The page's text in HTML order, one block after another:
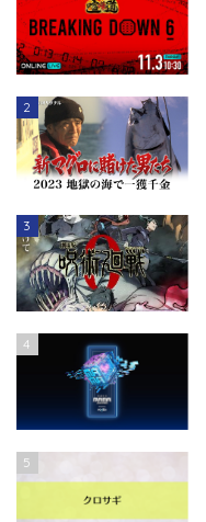
2
3
4
5